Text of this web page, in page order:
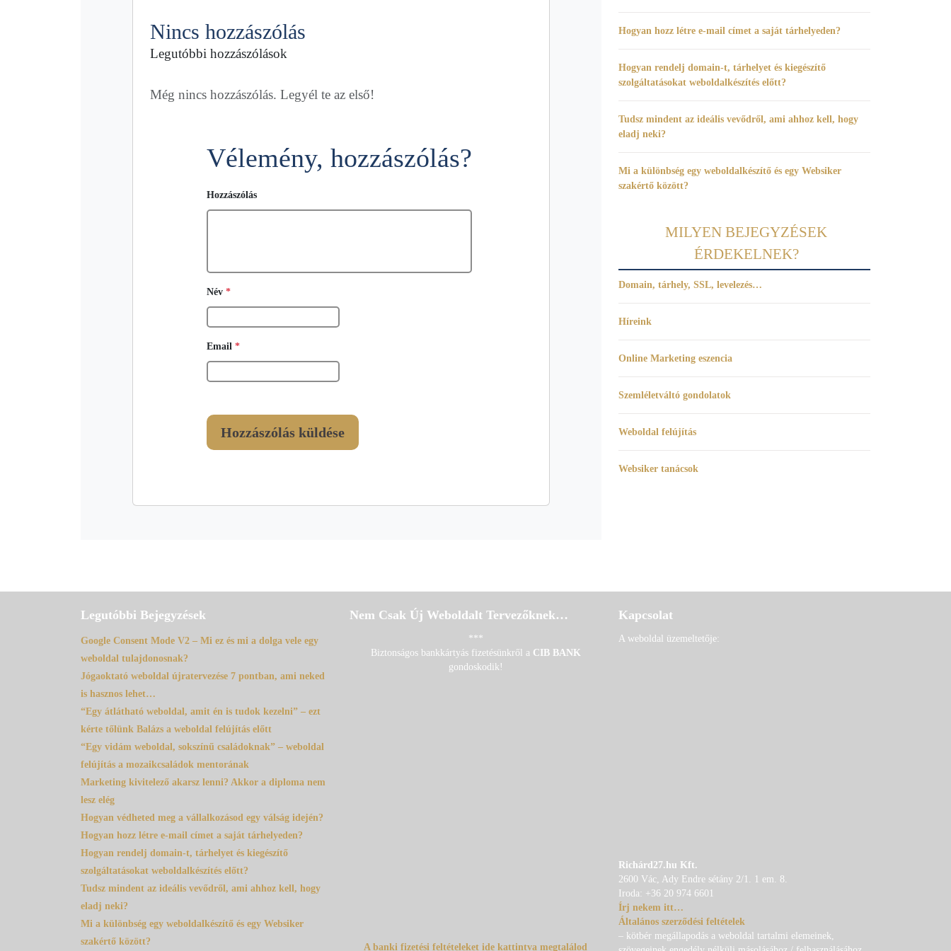
Nincs hozzászólás
Legutóbbi hozzászólások
Még nincs hozzászólás. Legyél te az első!
Vélemény, hozzászólás?
Hozzászólás
Név*
Email*
Hogyan hozz létre e-mail címet a saját tárhelyeden?
Hogyan rendelj domain-t, tárhelyet és kiegészítő
szolgáltatásokat weboldalkészítés előtt?
Tudsz mindent az ideális vevődről, ami ahhoz kell, hogy
eladj neki?
Mi a különbség egy weboldalkészítő és egy Websiker
szakértő között?
MILYEN BEJEGYZÉSEK
ÉRDEKELNEK?
Domain, tárhely, SSL, levelezés…
Híreink
Online Marketing eszencia
Szemléletváltó gondolatok
Weboldal felújítás
Websiker tanácsok
Legutóbbi Bejegyzések
Google Consent Mode V2 – Mi ez és mi a dolga vele egy
weboldal tulajdonosnak?
Jógaoktató weboldal újratervezése 7 pontban, ami neked
is hasznos lehet…
“Egy átlátható weboldal, amit én is tudok kezelni” – ezt
kérte tőlünk Balázs a weboldal felújítás előtt
“Egy vidám weboldal, sokszínű családoknak” – weboldal
felújítás a mozaikcsaládok mentorának
Marketing kivitelező akarsz lenni? Akkor a diploma nem
lesz elég
Hogyan védheted meg a vállalkozásod egy válság idején?
Hogyan hozz létre e-mail címet a saját tárhelyeden?
Hogyan rendelj domain-t, tárhelyet és kiegészítő
szolgáltatásokat weboldalkészítés előtt?
Tudsz mindent az ideális vevődről, ami ahhoz kell, hogy
eladj neki?
Mi a különbség egy weboldalkészítő és egy Websiker
szakértő között?
Nem Csak Új Weboldalt Tervezőknek…
***
Biztonságos bankkártyás fizetésünkről a CIB BANK
gondoskodik!
A banki fizetési feltételeket ide kattintva megtalálod
Kapcsolat
A weboldal üzemeltetője:
Richárd27.hu Kft.
2600 Vác, Ady Endre sétány 2/1. 1 em. 8.
Iroda: +36 20 974 6601
Írj nekem itt…
Általános szerződési feltételek
– kötbér megállapodás a weboldal tartalmi elemeinek,